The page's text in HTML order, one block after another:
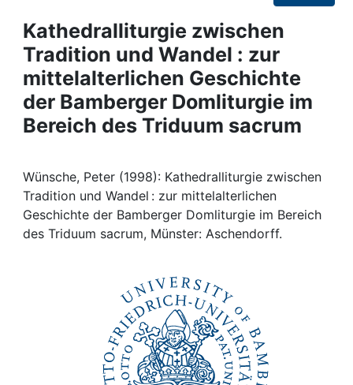
Projects
People
Institutions
My FIS
Help
Kathedralliturgie zwischen
Tradition und Wandel : zur
mittelalterlichen Geschichte
der Bamberger Domliturgie im
Bereich des Triduum sacrum
Wünsche, Peter (1998): Kathedralliturgie zwischen
Tradition und Wandel : zur mittelalterlichen
Geschichte der Bamberger Domliturgie im Bereich
des Triduum sacrum, Münster: Aschendorff.